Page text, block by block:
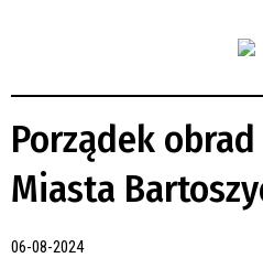
Porządek
Miasta
06-08-2024